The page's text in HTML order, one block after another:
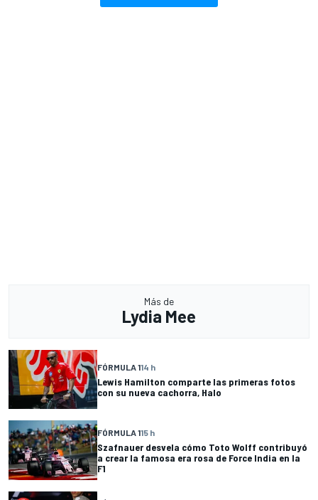
Más de
Lydia Mee
FÓRMULA 114 h
Lewis Hamilton comparte las primeras fotos
con su nueva cachorra, Halo
FÓRMULA 115 h
Szafnauer desvela cómo Toto Wolff contribuyó
a crear la famosa era rosa de Force India en la
F1